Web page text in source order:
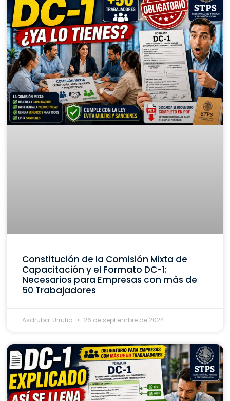
Constitución de la Comisión Mixta de
Capacitación y el Formato DC-1:
Necesarios para Empresas con más de
50 Trabajadores
Asdrubal Urrutia 26 de septiembre de 2024